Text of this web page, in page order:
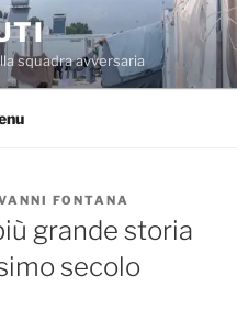
squadra avversaria
FONTANA
grande storia
secolo